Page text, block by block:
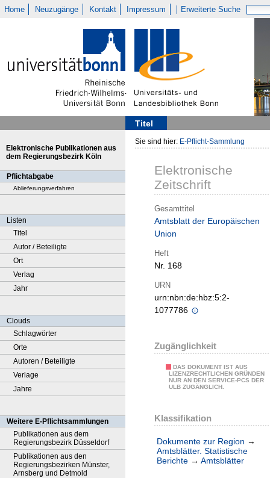
Home Neuzugänge Kontakt Impressum Erweiterte Suche
Titel
Elektronische Publikationen aus
dem Regierungsbezirk Köln
Pflichtabgabe
Ablieferungsverfahren
Listen
Titel
Autor / Beteiligte
Ort
Verlag
Jahr
Clouds
Schlagwörter
Orte
Autoren / Beteiligte
Verlage
Jahre
Weitere E-Pflichtsammlungen
Publikationen aus dem
Regierungsbezirk Düsseldorf
Publikationen aus den
Regierungsbezirken Münster,
Arnsberg und Detmold
Sie sind hier: E-Pflicht-Sammlung
Elektronische
Zeitschrift
Gesamttitel
Amtsblatt der Europäischen
Union
Heft
Nr. 168
URN
urn:nbn:de:hbz:5:2-
1077786
Zugänglichkeit
DAS DOKUMENT IST AUS
LIZENZRECHTLICHEN GRÜNDEN
NUR AN DEN SERVICE-PCS DER
ULB ZUGÄNGLICH.
Klassifikation
Dokumente zur Region →
Amtsblätter. Statistische
Berichte → Amtsblätter